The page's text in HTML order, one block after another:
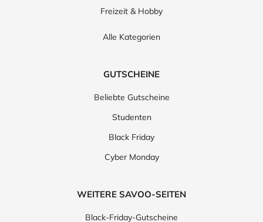
Freizeit & Hobby
Alle Kategorien
GUTSCHEINE
Beliebte Gutscheine
Studenten
Black Friday
Cyber Monday
WEITERE SAVOO-SEITEN
Black-Friday-Gutscheine